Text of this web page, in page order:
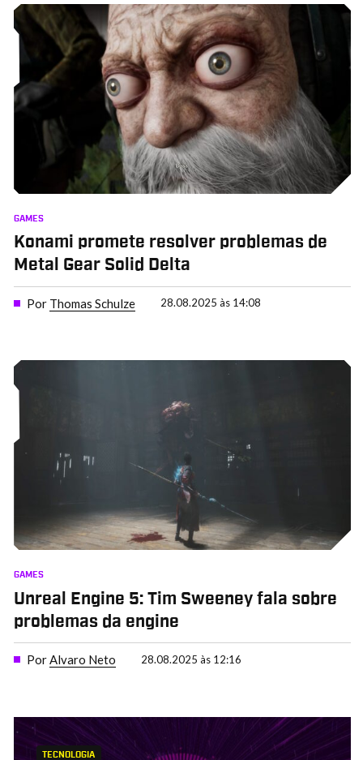
GAMES
Konami promete resolver problemas de
Metal Gear Solid Delta
Por Thomas Schulze 28.08.2025 às 14:08
GAMES
Unreal Engine 5: Tim Sweeney fala sobre
problemas da engine
PorAlvaro Neto 28.08.2025 às 12:16
TECNOLOGIA